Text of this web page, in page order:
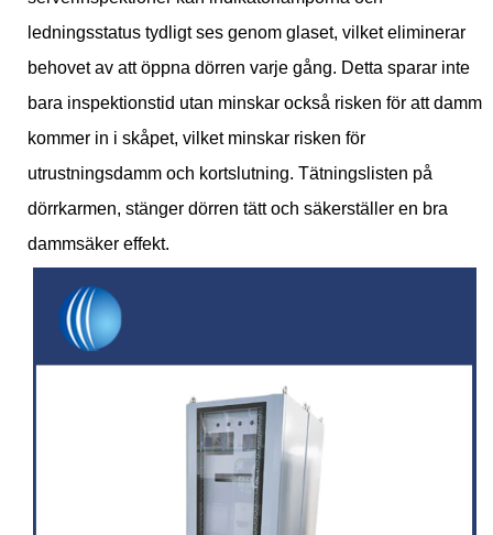
ledningsstatus tydligt ses genom glaset, vilket eliminerar
behovet av att öppna dörren varje gång. Detta sparar inte
bara inspektionstid utan minskar också risken för att damm
kommer in i skåpet, vilket minskar risken för
utrustningsdamm och kortslutning. Tätningslisten på
dörrkarmen, stänger dörren tätt och säkerställer en bra
dammsäker effekt.